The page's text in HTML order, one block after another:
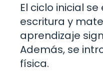
El ciclo inicial
escritura y
aprendizaje
Además, se
física.